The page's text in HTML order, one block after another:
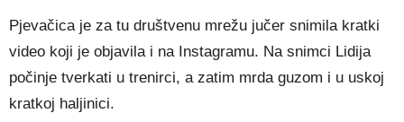
Pjevačica je za tu društvenu mrežu jučer snimila kratki
video koji je objavila i na Instagramu. Na snimci Lidija
počinje tverkati u trenirci, a zatim mrda guzom i u uskoj
kratkoj haljinici.